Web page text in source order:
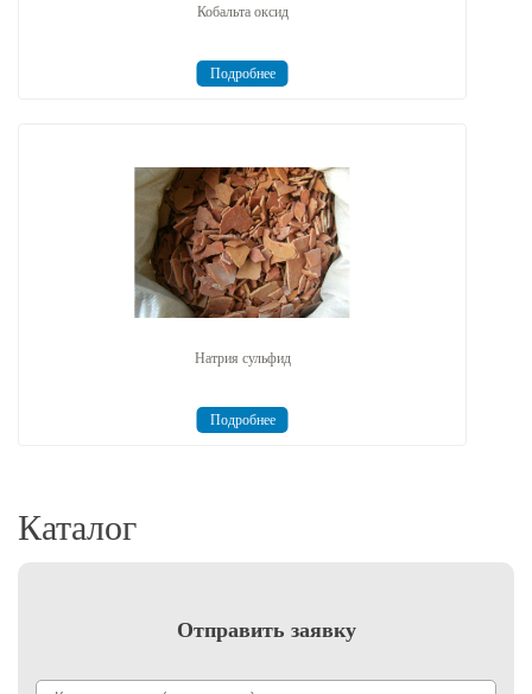
Кобальта оксид
Подробнее
Натрия сульфид
Подробнее
Каталог
Отправить заявку